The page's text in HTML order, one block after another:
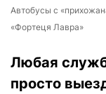
Автобусы с
«Фортеця Лавра»
Любая
просто